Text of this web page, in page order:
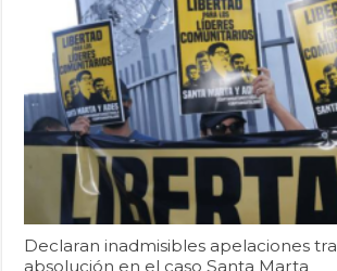
Declaran inadmisibles apelaciones
absolución en el caso Santa Marta